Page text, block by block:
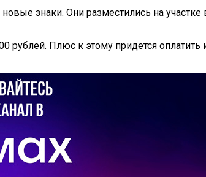
знаки. Они разместились на
Плюс к этому придется оплатить